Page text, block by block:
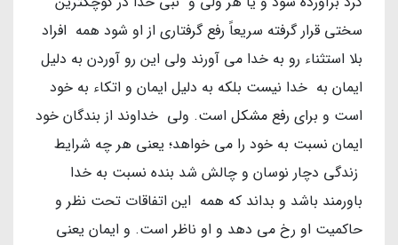
سختی قرار گرفته سریعاً رفع گرفتاری از او شود همه افراد
بلا استثناء رو به خدا می آورند ولی این رو آوردن به دلیل
ایمان به خدا نیست بلکه به دلیل ایمان و اتکاء به خود
است و برای رفع مشکل است. ولی خداوند از بندگان خود
ایمان نسبت به خود را می خواهد؛ یعنی هر چه شرایط
زندگی دچار نوسان و چالش شد بنده نسبت به خدا
باورمند باشد و بداند که همه این اتفاقات تحت نظر و
حاکمیت او رخ می دهد و او ناظر است. و ایمان یعنی